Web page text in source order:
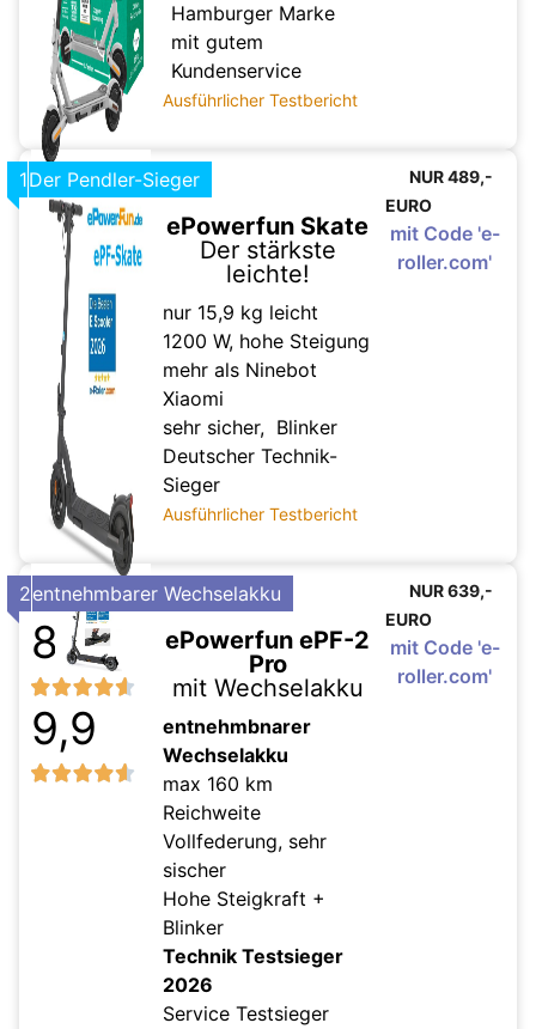
7,5
Hamburger Marke
mit gutem
Kundenservice
Ausführlicher Testbericht
1Der Pendler-Sieger
8,9
ePowerfun Skate
Der stärkste
leichte!
nur 15,9 kg leicht
1200 W, hohe Steigung
mehr als Ninebot
Xiaomi
sehr sicher, Blinker
Deutscher Technik-
Sieger
Ausführlicher Testbericht
NUR 489,-
EURO
mit Code 'e-
roller.com'
2entnehmbarer Wechselakku
9,9
ePowerfun ePF-2
Pro
mit Wechselakku
entnehmbnarer
Wechselakku
max 160 km
Reichweite
Vollfederung, sehr
sischer
Hohe Steigkraft +
Blinker
Technik Testsieger
2026
Service Testsieger
NUR 639,-
EURO
mit Code 'e-
roller.com'